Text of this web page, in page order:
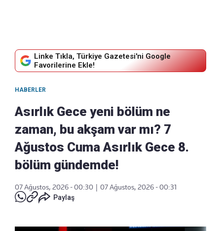
Linke Tıkla, Türkiye Gazetesi'ni Google
Favorilerine Ekle!
HABERLER
Asırlık Gece yeni bölüm ne
zaman, bu akşam var mı? 7
Ağustos Cuma Asırlık Gece 8.
bölüm gündemde!
07 Ağustos, 2026 - 00:30
07 Ağustos, 2026 - 00:31
Paylaş